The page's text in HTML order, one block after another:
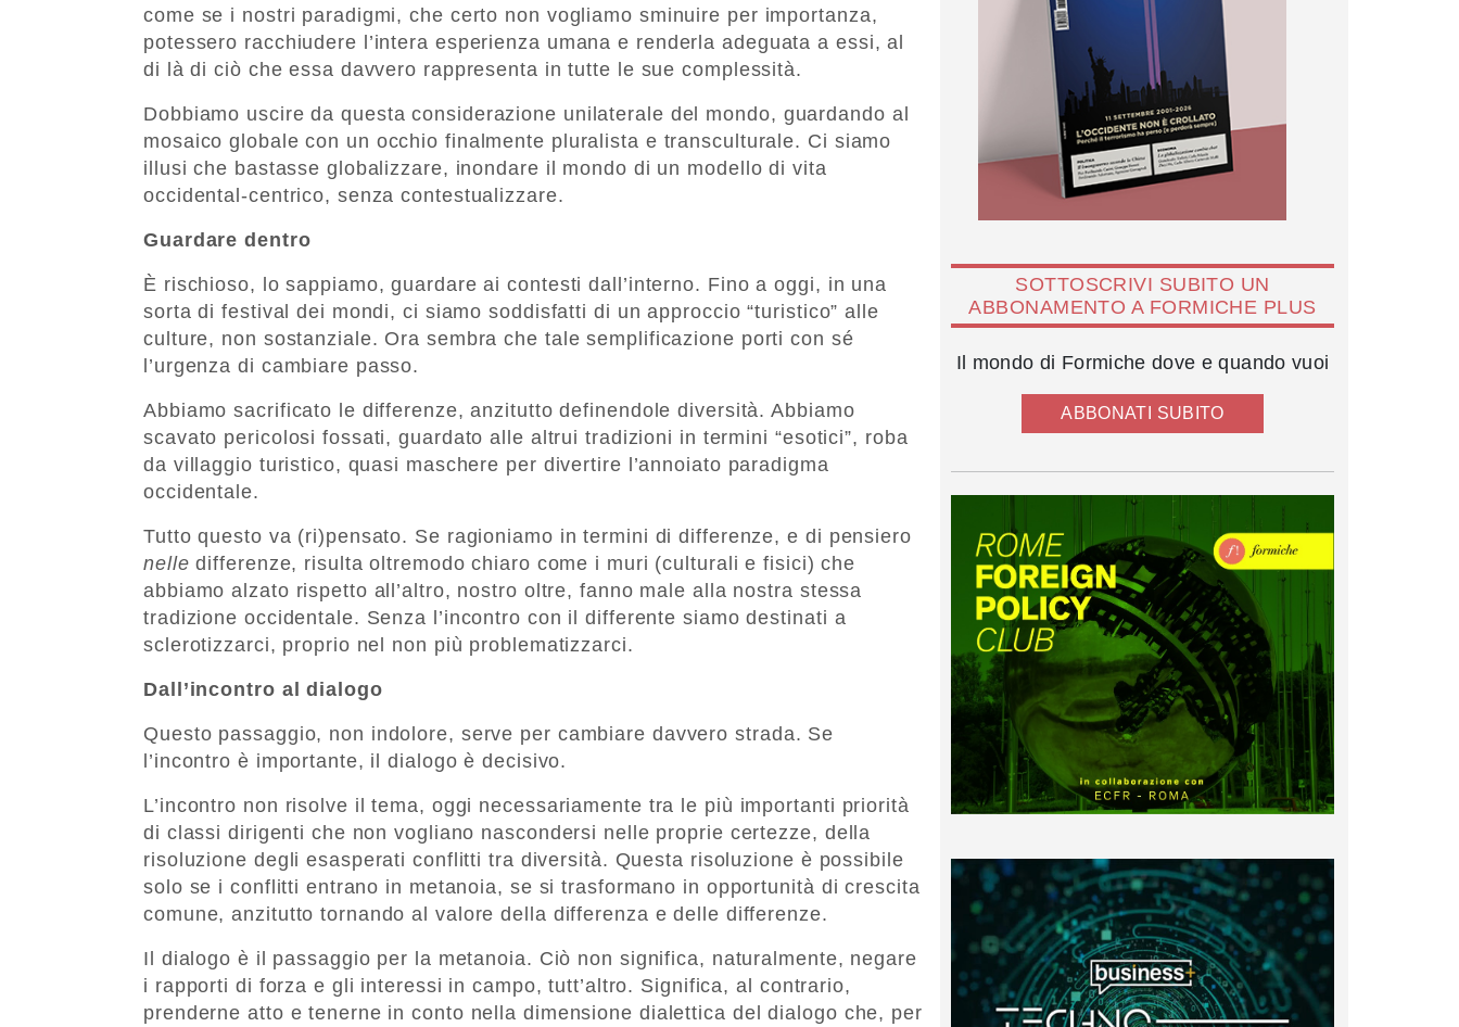
come se i nostri paradigmi, che certo non vogliamo sminuire per importanza,
potessero racchiudere l’intera esperienza umana e renderla adeguata a essi, al
di là di ciò che essa davvero rappresenta in tutte le sue complessità.
Dobbiamo uscire da questa considerazione unilaterale del mondo, guardando al
mosaico globale con un occhio finalmente pluralista e transculturale. Ci siamo
illusi che bastasse globalizzare, inondare il mondo di un modello di vita
occidental-centrico, senza contestualizzare.
Guardare dentro
È rischioso, lo sappiamo, guardare ai contesti dall’interno. Fino a oggi, in una
sorta di festival dei mondi, ci siamo soddisfatti di un approccio “turistico” alle
culture, non sostanziale. Ora sembra che tale semplificazione porti con sé
l’urgenza di cambiare passo.
Abbiamo sacrificato le differenze, anzitutto definendole diversità. Abbiamo
scavato pericolosi fossati, guardato alle altrui tradizioni in termini “esotici”, roba
da villaggio turistico, quasi maschere per divertire l’annoiato paradigma
occidentale.
Tutto questo va (ri)pensato. Se ragioniamo in termini di differenze, e di pensiero
nelle differenze, risulta oltremodo chiaro come i muri (culturali e fisici) che
abbiamo alzato rispetto all’altro, nostro oltre, fanno male alla nostra stessa
tradizione occidentale. Senza l’incontro con il differente siamo destinati a
sclerotizzarci, proprio nel non più problematizzarci.
Dall’incontro al dialogo
Questo passaggio, non indolore, serve per cambiare davvero strada. Se
l’incontro è importante, il dialogo è decisivo.
L’incontro non risolve il tema, oggi necessariamente tra le più importanti priorità
di classi dirigenti che non vogliano nascondersi nelle proprie certezze, della
risoluzione degli esasperati conflitti tra diversità. Questa risoluzione è possibile
solo se i conflitti entrano in metanoia, se si trasformano in opportunità di crescita
comune, anzitutto tornando al valore della differenza e delle differenze.
Il dialogo è il passaggio per la metanoia. Ciò non significa, naturalmente, negare
i rapporti di forza e gli interessi in campo, tutt’altro. Significa, al contrario,
prenderne atto e tenerne in conto nella dimensione dialettica del dialogo che, per
SOTTOSCRIVI SUBITO UN
ABBONAMENTO A FORMICHE PLUS
Il mondo di Formiche dove e quando vuoi
ABBONATI SUBITO